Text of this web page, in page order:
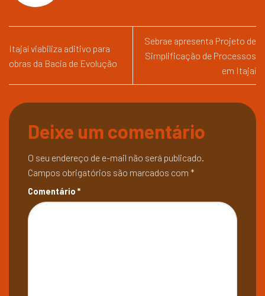
Itajaí viabiliza aditivo para
obras da Bacia de Evolução
Sebrae apresenta Projeto de
Simplificação de Processos
em Itajaí
Deixe um comentário
O seu endereço de e-mail não será publicado.
Campos obrigatórios são marcados com *
Comentário *